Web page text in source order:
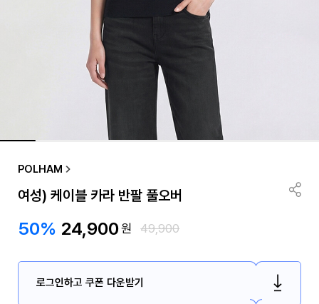
POLHAM
여성) 케이블 카라 반팔 풀오버
50% 24,900원 49,900
로그인하고 쿠폰 다운받기